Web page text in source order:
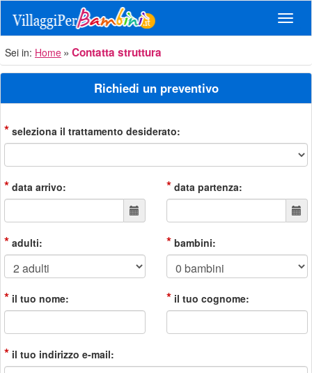
Sei in: Home Contatta struttura
Richiedi un preventivo
* seleziona il trattamento desiderato:
* data arrivo: * data partenza:
* adulti: * bambini:
* il tuo nome: * il tuo cognome:
* il tuo indirizzo e-mail: